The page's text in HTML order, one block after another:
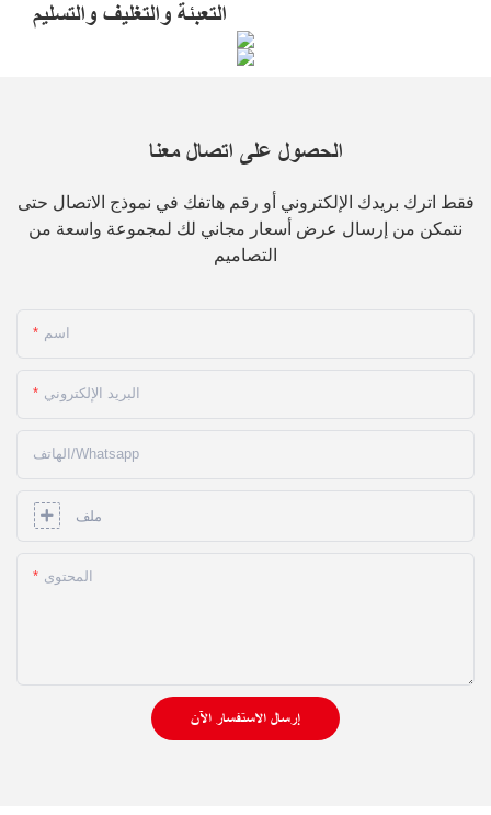
التعبئة والتغليف والتسليم
الحصول على اتصال معنا
فقط اترك بريدك الإلكتروني أو رقم هاتفك في نموذج الاتصال حتى
نتمكن من إرسال عرض أسعار مجاني لك لمجموعة واسعة من
التصاميم
اسم
البريد الإلكتروني
الهاتف/whatsapp
ملف
المحتوى
إرسال الاستفسار الآن